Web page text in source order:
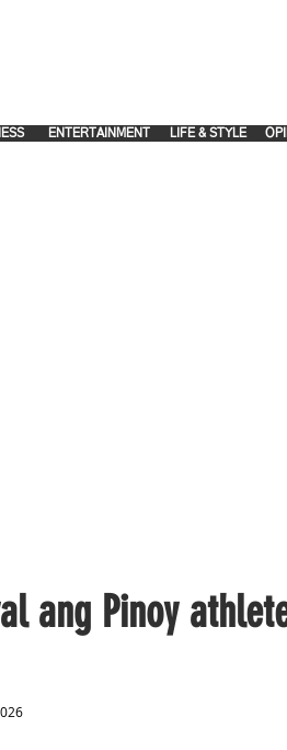
LIFE & STYLE
ENTERTAINMENT
ang Pinoy